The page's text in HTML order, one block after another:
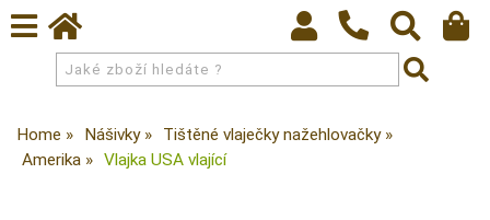
Home Nášivky
Tištěné vlaječky nažehlovačky
Amerika
Vlajka USA vlající